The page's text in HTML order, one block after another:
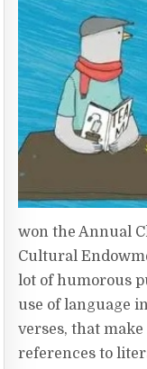
won the Annual
Cultural
lot of humorous
use of language
verses, that make
references to